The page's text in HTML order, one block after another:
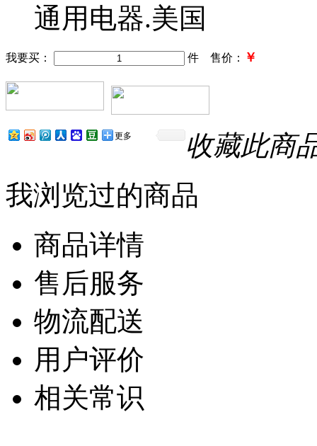
通用电器.美国
我要买： 件 售价： ￥
收藏此商
更多
我浏览过的商品
商品详情
售后服务
物流配送
用户评价
相关常识